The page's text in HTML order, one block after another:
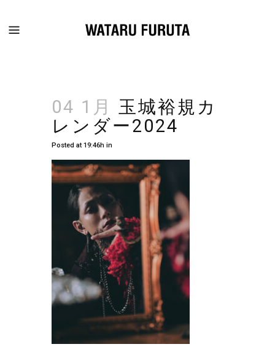
04 1月
玉城裕規カ
レンダー2024
Posted at 19:46h in